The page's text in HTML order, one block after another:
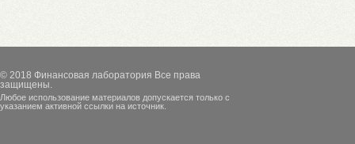
© 2018 Финансовая лаборатория Все права
защищены.
Любое использование материалов допускается только с
указанием активной ссылки на источник.